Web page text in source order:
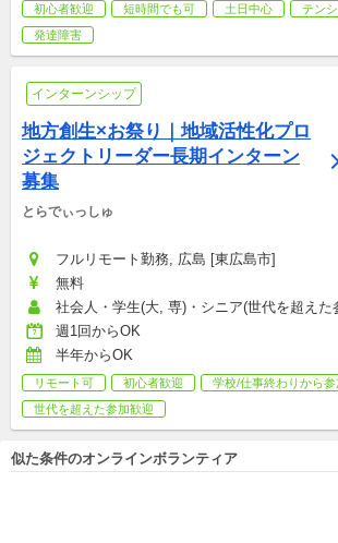
初心者歓迎 短時間でも可 土日中心
テン
発達障害
インターンシップ
地方創生×お祭り｜地域活性化プロ
ジェクトリーダー長期インターン
募集
とらでぃっしゅ
フルリモート勤務, 広島 [東広島市]
無料
社会人・学生(大, 専)・シニア(世代を超えた
週1回からOK
半年からOK
リモート可 初心者歓迎 学校/仕事終わりから参
世代を超えた参加歓迎
似た条件のオンラインボランティア